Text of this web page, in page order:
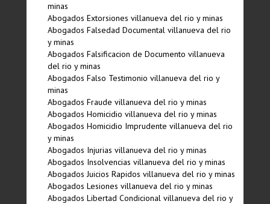
minas
Abogados Extorsiones villanueva del rio y minas
Abogados Falsedad Documental villanueva del rio
y minas
Abogados Falsificacion de Documento villanueva
del rio y minas
Abogados Falso Testimonio villanueva del rio y
minas
Abogados Fraude villanueva del rio y minas
Abogados Homicidio villanueva del rio y minas
Abogados Homicidio Imprudente villanueva del rio
y minas
Abogados Injurias villanueva del rio y minas
Abogados Insolvencias villanueva del rio y minas
Abogados Juicios Rapidos villanueva del rio y minas
Abogados Lesiones villanueva del rio y minas
Abogados Libertad Condicional villanueva del rio y